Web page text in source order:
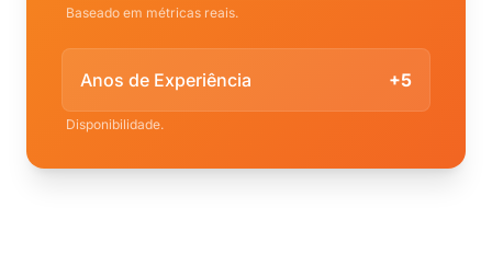
Baseado em métricas reais.
Anos de Experiência +5
Disponibilidade.